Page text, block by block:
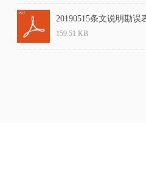
20190515条文说明勘误
159.51 KB